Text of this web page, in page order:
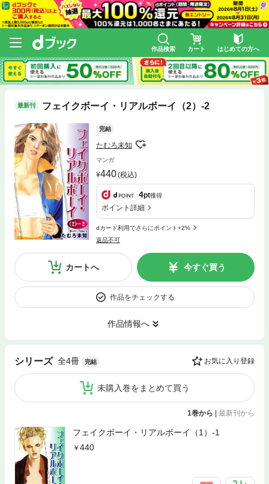
作品検索 カート はじめての方へ
最新刊 フェイクボーイ・リアルボーイ（2）-2
完結
たむろ未知
マンガ
440(税込)
4pt獲得
ポイント詳細
dカード利用でさらにポイント+2%
返品不可
カートへ 今すぐ買う
作品をチェックする
作品情報へ
シリーズ 全4冊 完結 お気に入り登録
未購入巻をまとめて買う
1巻から 最新刊から
フェイクボーイ・リアルボーイ（1）-1
440